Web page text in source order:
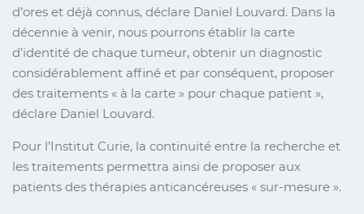
d’ores et déjà connus, déclare Daniel Louvard. Dans la
décennie à venir, nous pourrons établir la carte
d’identité de chaque tumeur, obtenir un diagnostic
considérablement affiné et par conséquent, proposer
des traitements « à la carte » pour chaque patient »,
déclare Daniel Louvard.
Pour l’Institut Curie, la continuité entre la recherche et
les traitements permettra ainsi de proposer aux
patients des thérapies anticancéreuses « sur-mesure ».